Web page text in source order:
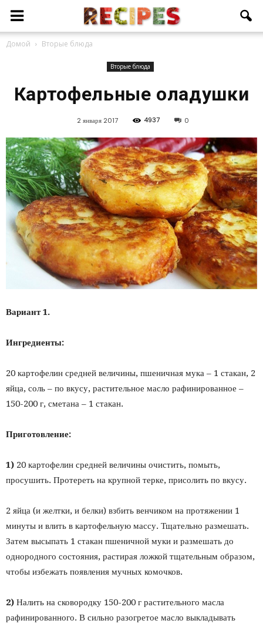
Домой Вторые блюда
Вторые блюда
Картофельные оладушки
2 января 2017 4937 0
Вариант 1.
Ингредиенты:
20 картофелин средней величины, пшеничная мука – 1 стакан, 2
яйца, соль – по вкусу, растительное масло рафинированное –
150-200 г, сметана – 1 стакан.
Приготовление:
1) 20 картофелин средней величины очистить, помыть,
просушить. Протереть на крупной терке, присолить по вкусу.
2 яйца (и желтки, и белки) взбить венчиком на протяжении 1
минуты и влить в картофельную массу. Тщательно размешать.
Затем высыпать 1 стакан пшеничной муки и размешать до
однородного состояния, растирая ложкой тщательным образом,
чтобы избежать появления мучных комочков.
2) Налить на сковородку 150-200 г растительного масла
рафинированного. В сильно разогретое масло выкладывать